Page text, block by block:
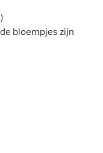
bloempjes zijn